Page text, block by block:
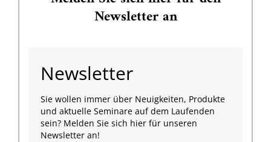
Newsletter an
Newsletter
Sie wollen immer über Neuigkeiten, Produkte
und aktuelle Seminare auf dem Laufenden
sein? Melden Sie sich hier für unseren
Newsletter an!